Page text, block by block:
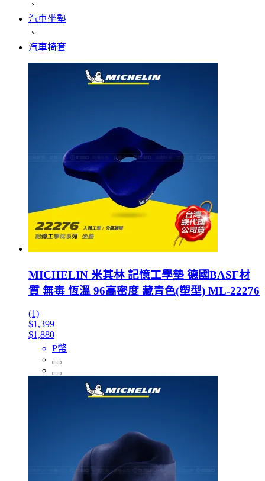
、
汽車坐墊
、
汽車椅套
MICHELIN 米其林 記憶工學墊 德國BASF材
質 無毒 恆溫 96高密度 藏青色(塑型) ML-22276
(1)
$1,399
$1,880
P幣